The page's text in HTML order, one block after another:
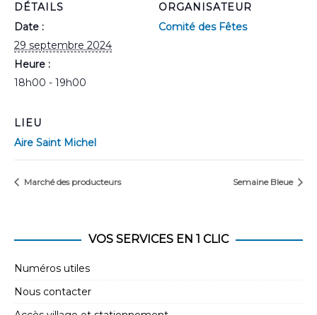
DÉTAILS
Date :
29 septembre 2024
Heure :
18h00 - 19h00
ORGANISATEUR
Comité des Fêtes
LIEU
Aire Saint Michel
Marché des producteurs Semaine Bleue
VOS SERVICES EN 1 CLIC
Numéros utiles
Nous contacter